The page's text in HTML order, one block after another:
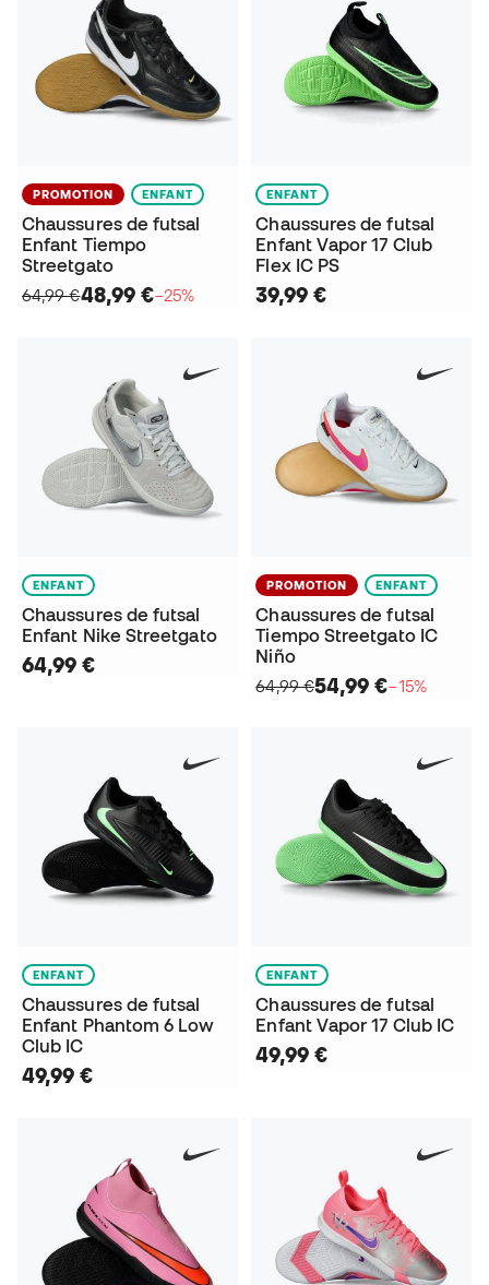
PROMOTION ENFANT
Chaussures de futsal
Enfant Tiempo
Streetgato
64,99 €48,99 €−25%
ENFANT
Chaussures de futsal
Enfant Vapor 17 Club
Flex IC PS
39,99 €
ENFANT
Chaussures de futsal
Enfant Nike Streetgato
64,99 €
PROMOTION ENFANT
Chaussures de futsal
Tiempo Streetgato IC
Niño
64,99 €54,99 €−15%
ENFANT
Chaussures de futsal
Enfant Phantom 6 Low
Club IC
49,99 €
ENFANT
Chaussures de futsal
Enfant Vapor 17 Club IC
49,99 €